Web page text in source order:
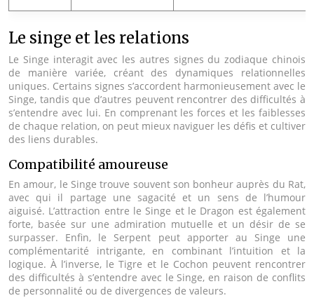
Le singe et les relations
Le Singe interagit avec les autres signes du zodiaque chinois
de manière variée, créant des dynamiques relationnelles
uniques. Certains signes s’accordent harmonieusement avec le
Singe, tandis que d’autres peuvent rencontrer des difficultés à
s’entendre avec lui. En comprenant les forces et les faiblesses
de chaque relation, on peut mieux naviguer les défis et cultiver
des liens durables.
Compatibilité amoureuse
En amour, le Singe trouve souvent son bonheur auprès du Rat,
avec qui il partage une sagacité et un sens de l’humour
aiguisé. L’attraction entre le Singe et le Dragon est également
forte, basée sur une admiration mutuelle et un désir de se
surpasser. Enfin, le Serpent peut apporter au Singe une
complémentarité intrigante, en combinant l’intuition et la
logique. À l’inverse, le Tigre et le Cochon peuvent rencontrer
des difficultés à s’entendre avec le Singe, en raison de conflits
de personnalité ou de divergences de valeurs.